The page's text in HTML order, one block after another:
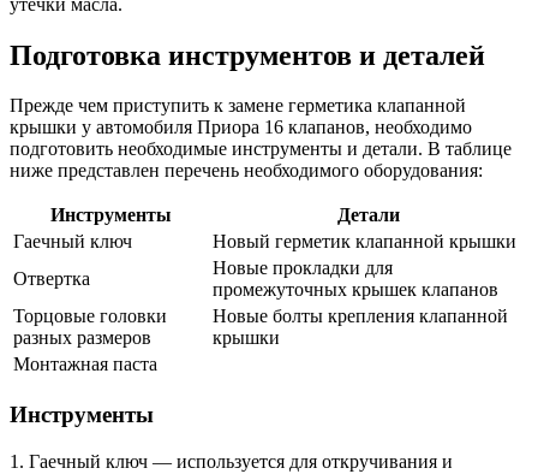
Подготовка инструментов и деталей
Прежде чем приступить к замене герметика клапанной
крышки у автомобиля Приора 16 клапанов, необходимо
подготовить необходимые инструменты и детали. В таблице
ниже представлен перечень необходимого оборудования:
Инструменты
Детали
Гаечный ключ
Новый герметик клапанной крышки
Отвертка
Новые прокладки для
промежуточных крышек клапанов
Торцовые головки
разных размеров
Новые болты крепления клапанной
крышки
Монтажная паста
Инструменты
1. Гаечный ключ — используется для откручивания и